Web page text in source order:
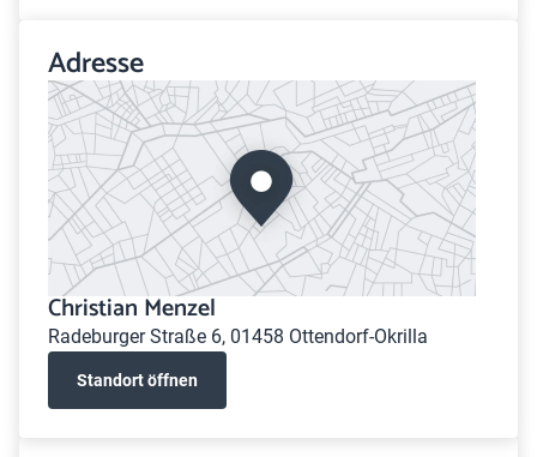
Adresse
Christian Menzel
Radeburger Straße 6, 01458 Ottendorf-Okrilla
Standort öffnen